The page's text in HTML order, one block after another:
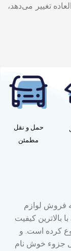
تغییر می‌دهد،
حمل و نقل
مطمئن
سال 1370 در زمینه فروش لوازم
بالاترین کیفیت
کرده است. و
جزوء خوش نام